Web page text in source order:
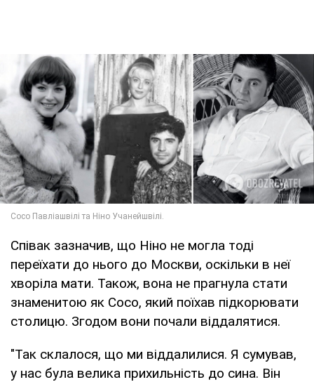
Співак зазначив, що Ніно не могла тоді
переїхати до нього до Москви, оскільки в неї
хворіла мати. Також, вона не прагнула стати
знаменитою як Сосо, який поїхав підкорювати
столицю. Згодом вони почали віддалятися.
"Так склалося, що ми віддалилися. Я сумував,
у нас була велика прихильність до сина. Він